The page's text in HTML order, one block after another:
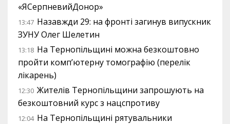
«ЯСерпневийДонор»
13:47 Назавжди 29: на фронті загинув випускник
ЗУНУ Олег Шелетин
13:18 На Тернопільщині можна безкоштовно
пройти комп’ютерну томографію (перелік
лікарень)
12:30 Жителів Тернопільщини запрошують на
безкоштовний курс з нацспротиву
12:04 На Тернопільщині рятувальники